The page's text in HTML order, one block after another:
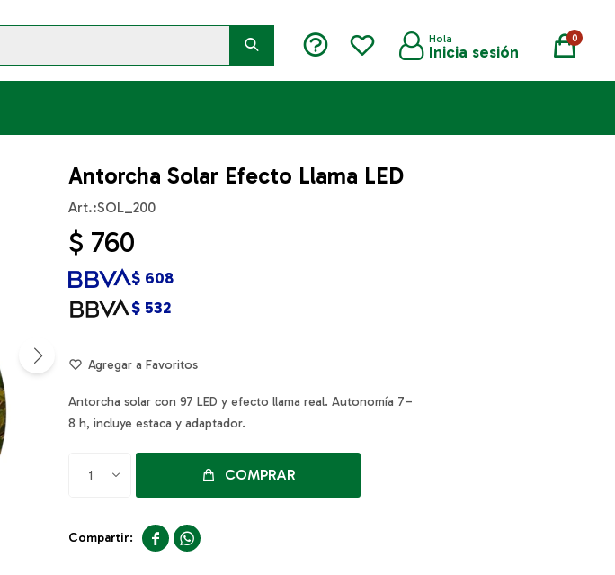
0
Antorcha Solar Efecto Llama LED
SOL_200
$ 760
$ 532
$ 608
Antorcha solar con 97 LED y efecto llama real. Autonomía 7–
8 h, incluye estaca y adaptador.
1 COMPRAR
 